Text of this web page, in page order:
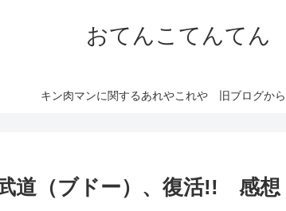
おてんこてんて
キン肉マンに関するあれやこれや 旧ブログか
（ブドー）、復活!! 感想